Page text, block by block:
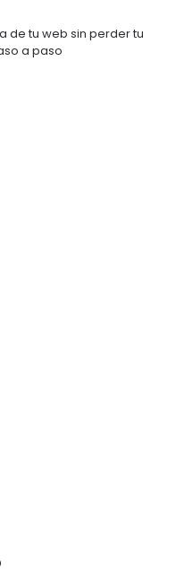
de tu web sin perder tu
a paso